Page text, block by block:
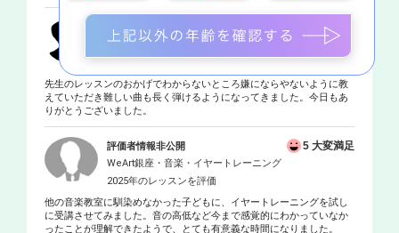
渡辺丈慈様 5 大変満足
WeArt銀座・音楽・クラシック／ポップスピアノ
先生のレッスンのおかげでわからないところ嫌にならやないように教
えていただき難しい曲も長く弾けるようになってきました。今日もあ
りがとうございました。
評価者情報非公開 5 大変満足
WeArt銀座・音楽・イヤートレーニング
2025年のレッスンを評価
他の音楽教室に馴染めなかった子どもに、イヤートレーニングを試し
に受講させてみました。音の高低など今まで感覚的にわかっていなか
ったことが理解できたようで、とても有意義な時間になりました。